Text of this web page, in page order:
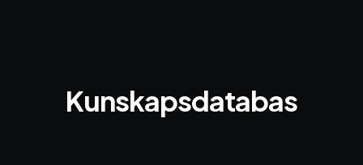
Kunskapsdatabas